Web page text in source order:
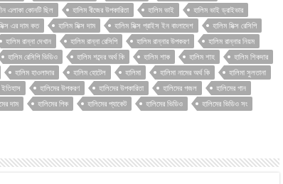
এলাকা কোনটি ছিল হালিম বীজের উপকারিতা হালিম ভাই
হালিম ভাই ড্রাইভার
এর দাম কত হালিম মিক্স দাম হালিম মিক্স প্রাইস ইন বাংলাদেশ
হালিম মিক্স রেসিপি
হালিম রান্না দেখান হালিম রান্না রেসিপি হালিম রান্নার উপকরণ
হালিম রান্নার নিয়ম
হালিম রেসিপি ভিডিও হালিম শব্দের অর্থ কি হালিম শাক হালিম শাহ
হালিম শিকদার
হালিম হাওলাদার হালিম হোটেল হালিমা হালিমা নামের অর্থ কি
হালিমা সুলতানা
ইতিহাস হালিমের উপকরণ হালিমের উপকারিতা হালিমের গজল
হালিমের গান
দাম হালিমের পিক হালিমের প্যাকেট হালিমের ভিডিও
হালিমের ভিডিও সং